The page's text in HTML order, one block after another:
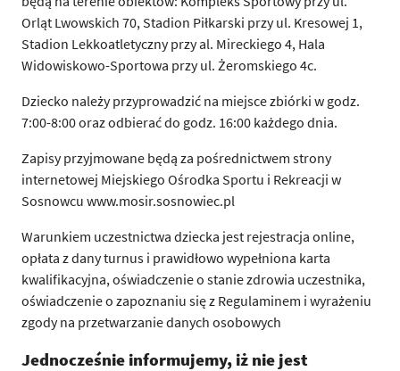
Orląt Lwowskich 70, Stadion Piłkarski przy ul. Kresowej 1,
Stadion Lekkoatletyczny przy al. Mireckiego 4, Hala
Widowiskowo-Sportowa przy ul. Żeromskiego 4c.
Dziecko należy przyprowadzić na miejsce zbiórki w godz.
7:00-8:00 oraz odbierać do godz. 16:00 każdego dnia.
Zapisy przyjmowane będą za pośrednictwem strony
internetowej Miejskiego Ośrodka Sportu i Rekreacji w
Sosnowcu www.mosir.sosnowiec.pl
Warunkiem uczestnictwa dziecka jest rejestracja online,
opłata z dany turnus i prawidłowo wypełniona karta
kwalifikacyjna, oświadczenie o stanie zdrowia uczestnika,
oświadczenie o zapoznaniu się z Regulaminem i wyrażeniu
zgody na przetwarzanie danych osobowych
Jednocześnie informujemy, iż nie jest